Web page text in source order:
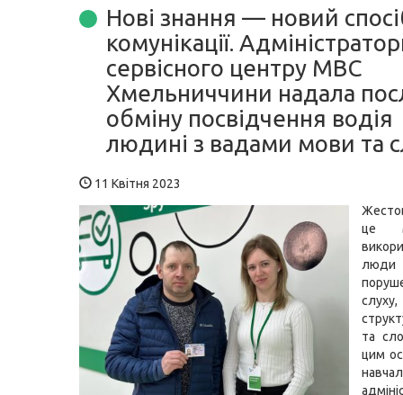
Нові знання — новий
комунікації.
сервісного центру МВС
Хмельниччини надала
обміну посвідчення водія
людині з вадами мови та
11 Квітня 2023
це
та
цим